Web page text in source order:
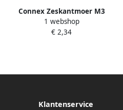
Connex Zeskantmoer M3
30St Ms KY4240003
1 webshop
€ 2,34
Klantenservice